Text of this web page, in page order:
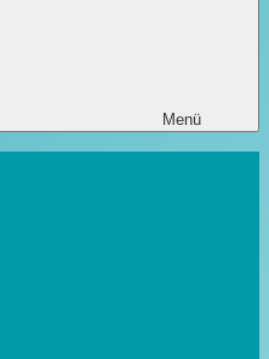
Menü